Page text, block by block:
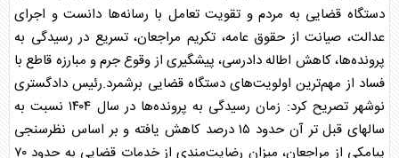
دستگاه قضایی به مردم و تقویت تعامل با رسانه‌ها دانست و اجرای
عدالت، صیانت از حقوق عامه، تکریم مراجعان، تسریع در رسیدگی به
پرونده‌ها، کاهش اطاله دادرسی، پیشگیری از وقوع جرم و مبارزه قاطع با
فساد از مهم‌ترین اولویت‌های دستگاه قضایی برشمرد.رئیس دادگستری
نوشهر تصریح کرد: زمان رسیدگی به پرونده‌ها در سال ۱۴۰۴ نسبت به
سالهای قبل تر آن حدود ۱۵ درصد کاهش یافته و بر اساس نظرسنجی
پیامکی از مراجعان، میزان رضایت‌مندی از خدمات قضایی به حدود ۷۰